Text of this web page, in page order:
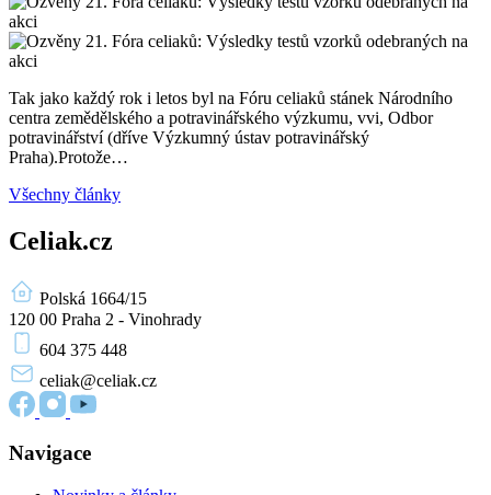
Tak jako každý rok i letos byl na Fóru celiaků stánek Národního
centra zemědělského a potravinářského výzkumu, vvi, Odbor
potravinářství (dříve Výzkumný ústav potravinářský
Praha).Protože…
Všechny články
Celiak.cz
Polská 1664/15
120 00 Praha 2 - Vinohrady
604 375 448
celiak@celiak.cz
Navigace